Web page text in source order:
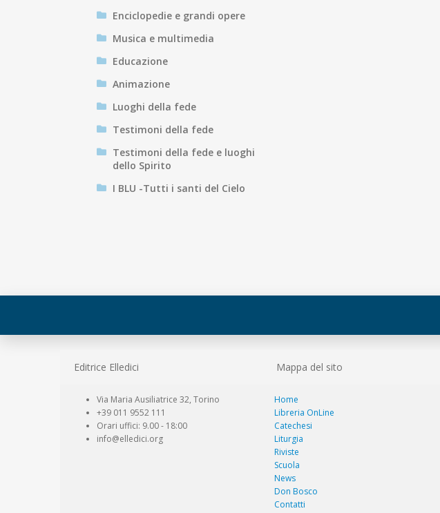
Enciclopedie e grandi opere
Musica e multimedia
Educazione
Animazione
Luoghi della fede
Testimoni della fede
Testimoni della fede e luoghi
dello Spirito
I BLU -Tutti i santi del Cielo
Editrice Elledici Mappa del sito
Via Maria Ausiliatrice 32, Torino
+39 011 9552 111
Orari uffici: 9.00 - 18:00
info@elledici.org
Home
Libreria OnLine
Catechesi
Liturgia
Riviste
Scuola
News
Don Bosco
Contatti